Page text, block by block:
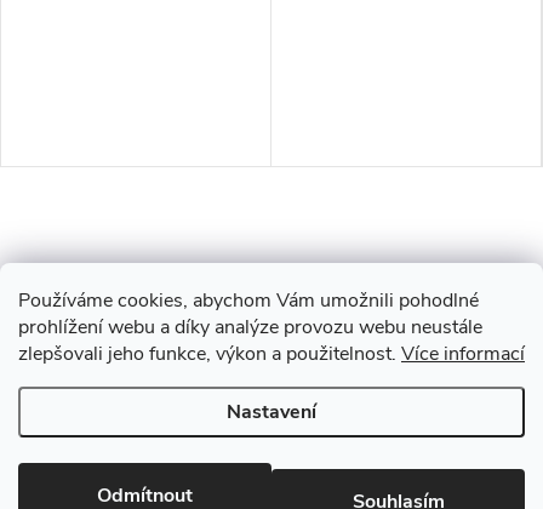
Používáme cookies, abychom Vám umožnili pohodlné
prohlížení webu a díky analýze provozu webu neustále
zlepšovali jeho funkce, výkon a použitelnost. Více informací
Nastavení
Odmítnout Souhlasím
Z
á
Drevobis Horoměřice. Všechna práva vyhrazena.
nastavení cookies